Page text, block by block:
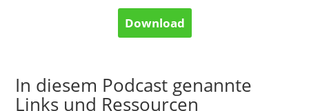
Download
In diesem Podcast genannte
Links und Ressourcen